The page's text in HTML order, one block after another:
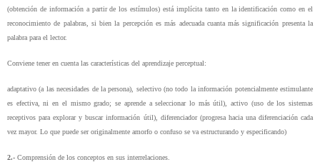
(obtención de información a partir de los estímulos) está implícita tanto en la identificación como en el
reconocimiento de palabras, si bien la percepción es más adecuada cuanta más significación presenta la
palabra para el lector.
Conviene tener en cuenta las características del aprendizaje perceptual:
adaptativo (a las necesidades de la persona), selectivo (no todo la información potencialmente estimulante
es efectiva, ni en el mismo grado; se aprende a seleccionar lo más útil), activo (uso de los sistemas
receptivos para explorar y buscar información útil), diferenciador (progresa hacia una diferenciación cada
vez mayor. Lo que puede ser originalmente amorfo o confuso se va estructurando y especificando)
2.- Comprensión de los conceptos en sus interrelaciones.